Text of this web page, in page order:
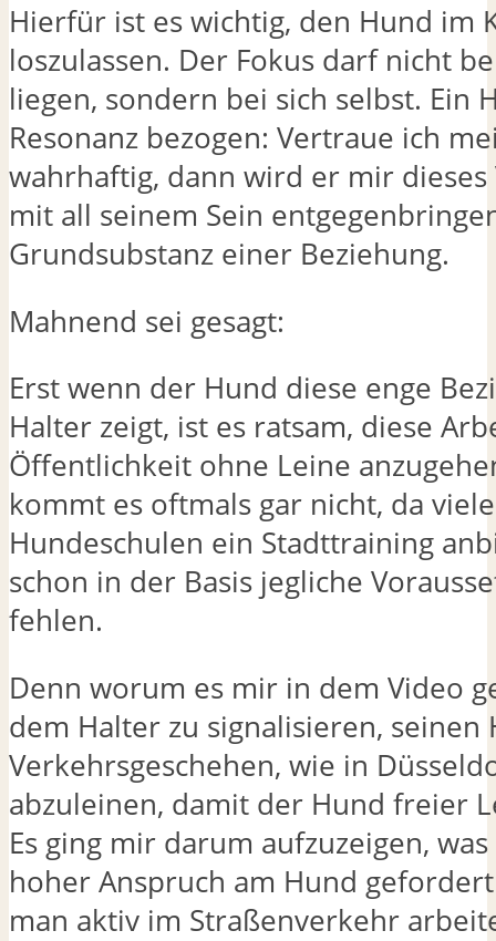
Hierfür ist es wichtig, den Hund im
loszulassen. Der Fokus darf nicht
liegen, sondern bei sich selbst. Ein
Resonanz bezogen: Vertraue ich
wahrhaftig, dann wird er mir
mit all seinem Sein
Grundsubstanz einer Beziehung.
Mahnend sei gesagt:
Erst wenn der Hund diese enge
Halter zeigt, ist es ratsam, diese
Öffentlichkeit ohne Leine
kommt es oftmals gar nicht, da viele
Hundeschulen ein Stadttraining
schon in der Basis jegliche
fehlen.
Denn worum es mir in dem Video
dem Halter zu signalisieren, seinen
Verkehrsgeschehen, wie in
abzuleinen, damit der Hund freier
Es ging mir darum aufzuzeigen,
hoher Anspruch am Hund
man aktiv im Straßenverkehr